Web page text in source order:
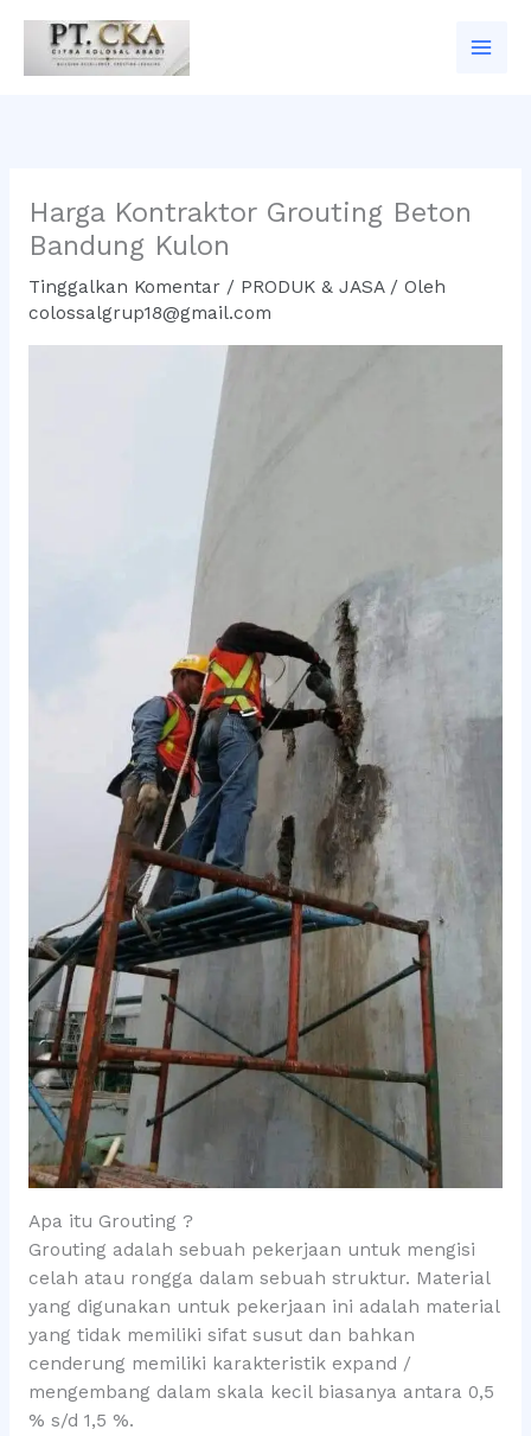
konten
Harga Kontraktor Grouting Beton
Bandung Kulon
Tinggalkan Komentar / PRODUK & JASA/ Oleh
colossalgrup18@gmail.com
Apa itu Grouting ?
Grouting adalah sebuah pekerjaan untuk mengisi
celah atau rongga dalam sebuah struktur. Material
yang digunakan untuk pekerjaan ini adalah material
yang tidak memiliki sifat susut dan bahkan
cenderung memiliki karakteristik expand /
mengembang dalam skala kecil biasanya antara 0,5
% s/d 1,5 %.